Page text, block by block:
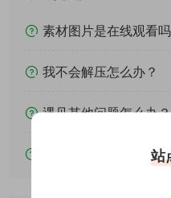
素材图片是在线观看吗
我不会解压怎么办？
遇见其他问题怎么办？
该资源能搬运分享吗？
站